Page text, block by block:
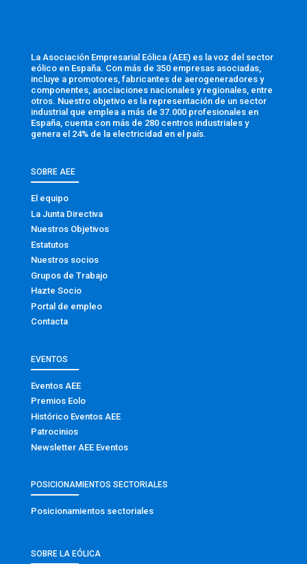
La Asociación Empresarial Eólica (AEE) es la voz del sector
eólico en España. Con más de 350 empresas asociadas,
incluye a promotores, fabricantes de aerogeneradores y
componentes, asociaciones nacionales y regionales, entre
otros. Nuestro objetivo es la representación de un sector
industrial que emplea a más de 37.000 profesionales en
España, cuenta con más de 280 centros industriales y
genera el 24% de la electricidad en el país.
SOBRE AEE
El equipo
La Junta Directiva
Nuestros Objetivos
Estatutos
Nuestros socios
Grupos de Trabajo
Hazte Socio
Portal de empleo
Contacta
EVENTOS
Eventos AEE
Premios Eolo
Histórico Eventos AEE
Patrocinios
Newsletter AEE Eventos
POSICIONAMIENTOS SECTORIALES
Posicionamientos sectoriales
SOBRE LA EÓLICA